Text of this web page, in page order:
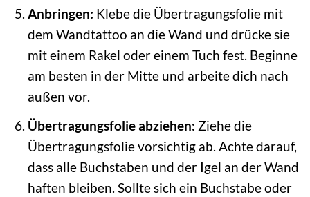
Anbringen: Klebe die Übertragungsfolie mit
dem Wandtattoo an die Wand und drücke sie
mit einem Rakel oder einem Tuch fest. Beginne
am besten in der Mitte und arbeite dich nach
außen vor.
Übertragungsfolie abziehen: Ziehe die
Übertragungsfolie vorsichtig ab. Achte darauf,
dass alle Buchstaben und der Igel an der Wand
haften bleiben. Sollte sich ein Buchstabe oder